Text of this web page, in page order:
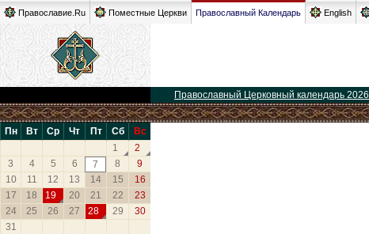
Православие.Ru Поместные Церкви Православный Календарь English
Православный Церковный календарь 2026
Пн Вт Ср Чт Пт Сб
Вс
1
2
3
4 5 6 7 8
9
10
11 12 13 14 15
16
17
18 19 20 21 22
23
24
25 26 27 28 29
30
31